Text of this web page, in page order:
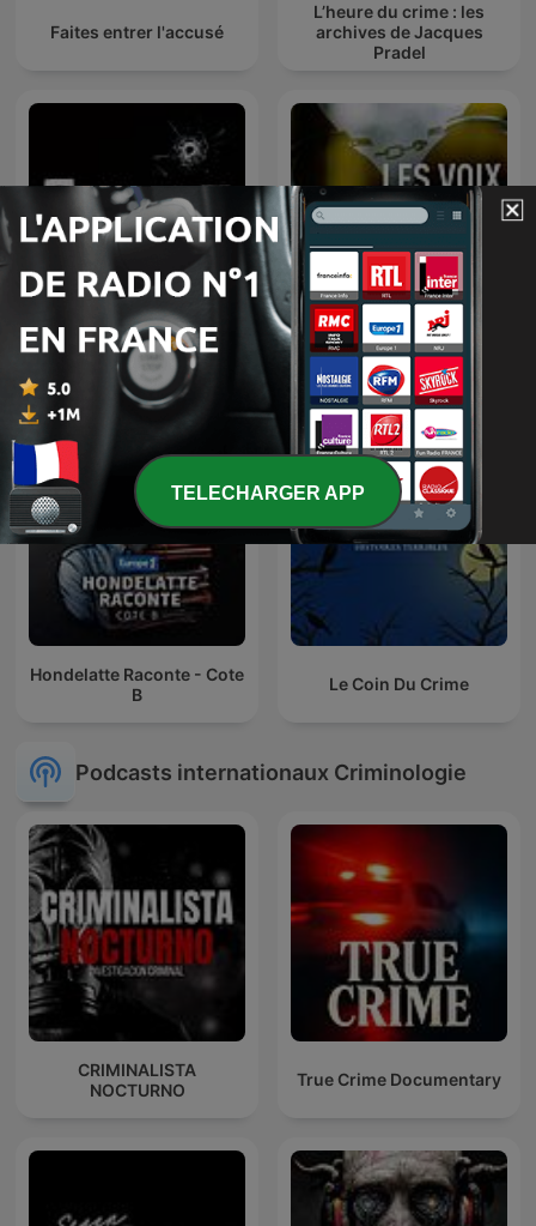
Faites entrer l'accusé
L’heure du crime : les
archives de Jacques
Pradel
CRIMES • Histoires Vraies Les voix du crime
Hondelatte Raconte - Cote
B
Le Coin Du Crime
Podcasts internationaux Criminologie
CRIMINALISTA
NOCTURNO
True Crime Documentary
TELECHARGER APP